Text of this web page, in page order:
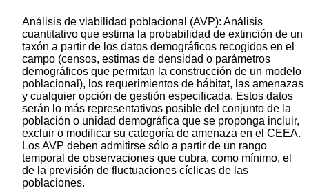
Análisis de viabilidad poblacional (AVP): Análisis
cuantitativo que estima la probabilidad de extinción de un
taxón a partir de los datos demográficos recogidos en el
campo (censos, estimas de densidad o parámetros
demográficos que permitan la construcción de un modelo
poblacional), los requerimientos de hábitat, las amenazas
y cualquier opción de gestión especificada. Estos datos
serán lo más representativos posible del conjunto de la
población o unidad demográfica que se proponga incluir,
excluir o modificar su categoría de amenaza en el CEEA.
Los AVP deben admitirse sólo a partir de un rango
temporal de observaciones que cubra, como mínimo, el
de la previsión de fluctuaciones cíclicas de las
poblaciones.